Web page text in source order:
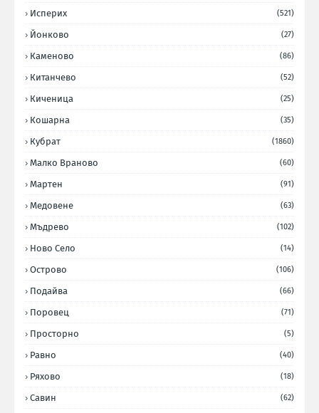
Исперих (521)
Йонково (27)
Каменово (86)
Китанчево (52)
Киченица (25)
Кошарна (35)
Кубрат (1860)
Малко Враново (60)
Мартен (91)
Медовене (63)
Мъдрево (102)
Ново Село (14)
Острово (106)
Подайва (66)
Поровец (71)
Просторно (5)
Равно (40)
Ряхово (18)
Савин (62)